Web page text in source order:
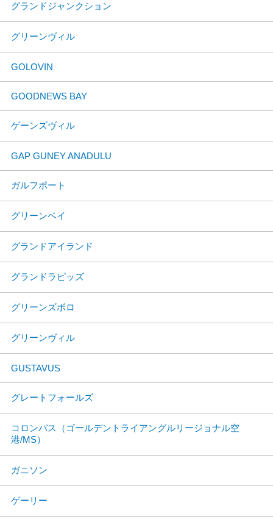
グランドジャンクション
グリーンヴィル
GOLOVIN
GOODNEWS BAY
ゲーンズヴィル
GAP GUNEY ANADULU
ガルフポート
グリーンベイ
グランドアイランド
グランドラピッズ
グリーンズボロ
グリーンヴィル
GUSTAVUS
グレートフォールズ
コロンバス（ゴールデントライアングルリージョナル空
港/MS）
ガニソン
ゲーリー